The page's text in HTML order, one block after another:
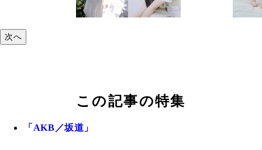
次へ
この記事の特集
「AKB／坂道」